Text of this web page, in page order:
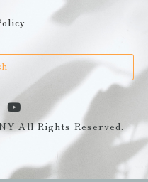
All Rights Reserved.